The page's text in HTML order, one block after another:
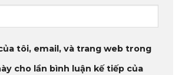
tôi, email, và trang web trong
cho lần bình luận kế tiếp của